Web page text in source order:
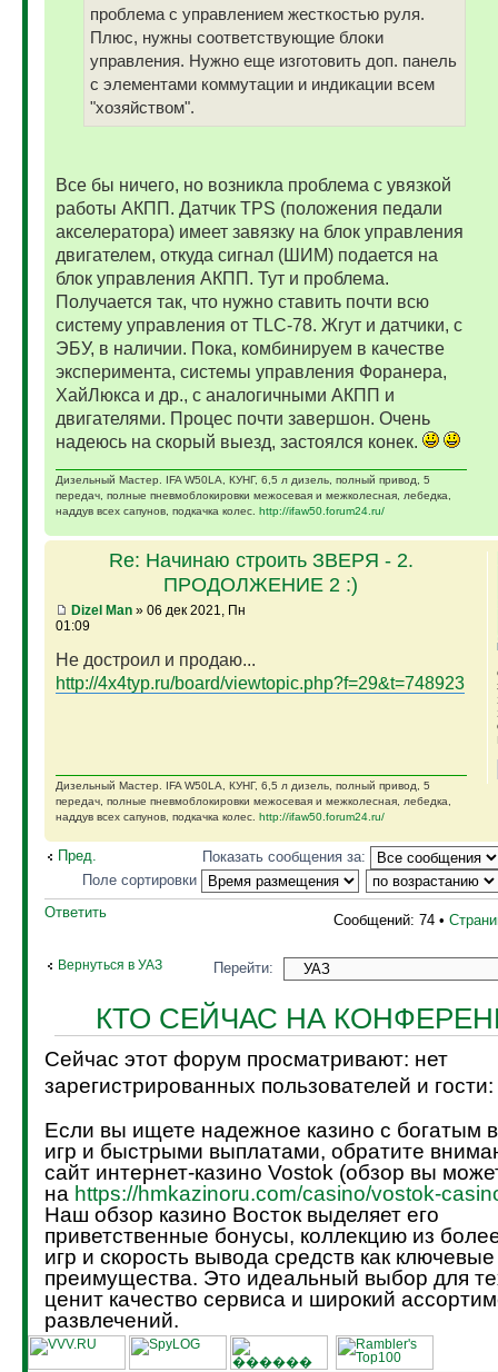
проблема с управлением жесткостью руля.
Плюс, нужны соответствующие блоки
управления. Нужно еще изготовить доп. панель
с элементами коммутации и индикации всем
"хозяйством".
Все бы ничего, но возникла проблема с увязкой
работы АКПП. Датчик ТPS (положения педали
акселератора) имеет завязку на блок управления
двигателем, откуда сигнал (ШИМ) подается на
блок управления АКПП. Тут и проблема.
Получается так, что нужно ставить почти всю
систему управления от TLC-78. Жгут и датчики, с
ЭБУ, в наличии. Пока, комбинируем в качестве
эксперимента, системы управления Форанера,
ХайЛюкса и др., с аналогичными АКПП и
двигателями. Процес почти завершон. Очень
надеюсь на скорый выезд, застоялся конек.
Дизельный Мастер. IFA W50LA, КУНГ, 6,5 л дизель, полный привод, 5
передач, полные пневмоблокировки межосевая и межколесная, лебедка,
наддув всех сапунов, подкачка колес. http://ifaw50.forum24.ru/
Re: Начинаю строить ЗВЕРЯ - 2.
ПРОДОЛЖЕНИЕ 2 :)
Dizel Man» 06 дек 2021, Пн
01:09
Не достроил и продаю...
http://4x4typ.ru/board/viewtopic.php?f=29&t=748923
Дизельный Мастер. IFA W50LA, КУНГ, 6,5 л дизель, полный привод, 5
передач, полные пневмоблокировки межосевая и межколесная, лебедка,
наддув всех сапунов, подкачка колес. http://ifaw50.forum24.ru/
Пред.
Показать сообщения за:
Поле сортировки
Ответить
Сообщений: 74 •
Вернуться в УАЗ Перейти:
КТО СЕЙЧАС НА
Сейчас этот форум просматривают: нет
зарегистрированных пользователей и гости:
Если вы ищете надежное казино с богатым
игр и быстрыми выплатами, обратите
сайт интернет-казино Vostok (обзор вы
на https://hmkazinoru.com/casino/vostok-
Наш обзор казино Восток выделяет его
приветственные бонусы, коллекцию из
игр и скорость вывода средств как ключевые
преимущества. Это идеальный выбор для
ценит качество сервиса и широкий
развлечений.